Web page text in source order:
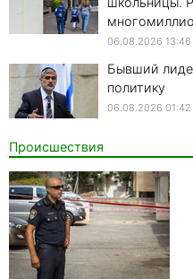
06.08.2026 13:46
Бывший
политику
06.08.2026 01:42
Происшествия